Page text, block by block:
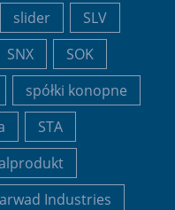
slider
SLV
SNX
SOK
spółki konopne
STA
Industries